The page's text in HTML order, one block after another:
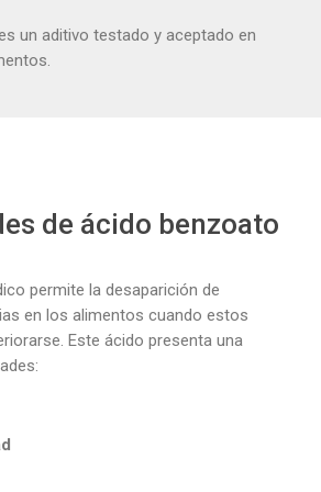
un aditivo testado y aceptado en
de ácido benzoato
permite la desaparición de
en los alimentos cuando estos
Este ácido presenta una